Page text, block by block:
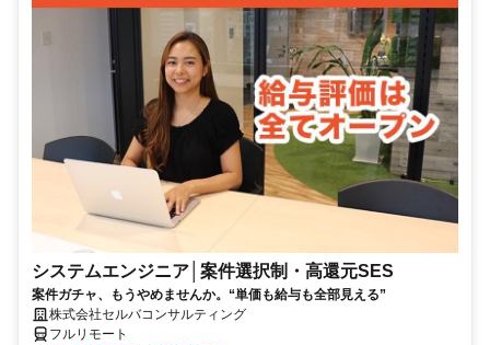
システムエンジニア│案件選択制・高還元SES
案件ガチャ、もうやめませんか。“単価も給与も全部見える”
株式会社セルバコンサルティング
フルリモート